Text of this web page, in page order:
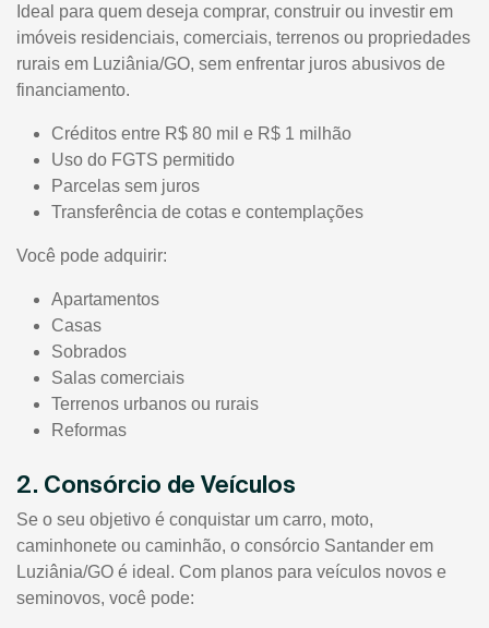
Ideal para quem deseja comprar, construir ou investir em
imóveis residenciais, comerciais, terrenos ou propriedades
rurais em Luziânia/GO, sem enfrentar juros abusivos de
financiamento.
Créditos entre R$ 80 mil e R$ 1 milhão
Uso do FGTS permitido
Parcelas sem juros
Transferência de cotas e contemplações
Você pode adquirir:
Apartamentos
Casas
Sobrados
Salas comerciais
Terrenos urbanos ou rurais
Reformas
2. Consórcio de Veículos
Se o seu objetivo é conquistar um carro, moto,
caminhonete ou caminhão, o consórcio Santander em
Luziânia/GO é ideal. Com planos para veículos novos e
seminovos, você pode: